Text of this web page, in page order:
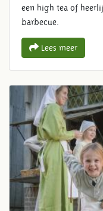
een high tea of
barbecue.
Lees meer